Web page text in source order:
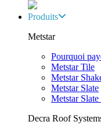
Produits
Metstar
Pourquoi
Metstar Tile
Metstar
Metstar Slate
Metstar Slate
Decra Roof